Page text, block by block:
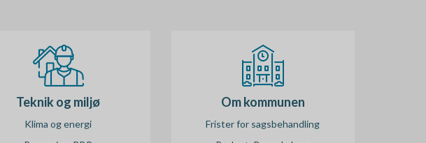
i
o
Teknik og miljø
Klima og energi
Om kommunen
Frister for sagsbehandling